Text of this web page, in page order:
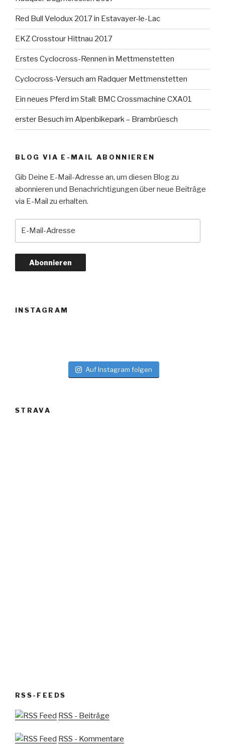
Red Bull Velodux 2017 in Estavayer-le-Lac
EKZ Crosstour Hittnau 2017
Erstes Cyclocross-Rennen in Mettmenstetten
Cyclocross-Versuch am Radquer Mettmenstetten
Ein neues Pferd im Stall: BMC Crossmachine CXA01
erster Besuch im Alpenbikepark – Brambrüesch
BLOG VIA E-MAIL ABONNIEREN
Gib Deine E-Mail-Adresse an, um diesen Blog zu
abonnieren und Benachrichtigungen über neue Beiträge
via E-Mail zu erhalten.
Abonnieren
INSTAGRAM
Auf Instagram folgen
STRAVA
RSS-FEEDS
RSS - Beiträge
RSS - Kommentare